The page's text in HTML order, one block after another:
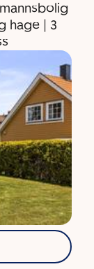
hage | 3